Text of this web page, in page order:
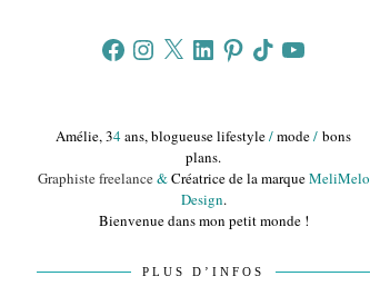
FacebookInstagram
X LinkedInPinterestTikTokYouTube
Amélie, 34ans, blogueuse lifestyle/mode/ bons
plans.
Graphiste freelance&Créatrice de la marqueMeliMelo
Design.
Bienvenue dans mon petit monde !
PLUS D’INFOS